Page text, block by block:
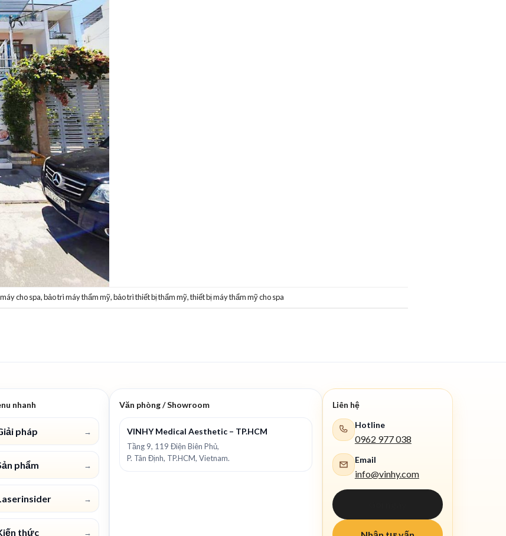
cho spa,bảo trì máy thẩm mỹ,bảo trì thiết bị thẩm mỹ,thiết bị máy thẩm mỹ cho spa
nhanh
pháp →
phẩm →
→
thức →
Văn phòng / Showroom
VINHY Medical Aesthetic – TP.HCM
Tầng 9, 119 Điện Biên Phủ,
P. Tân Định, TP.HCM, Vietnam.
Liên hệ
Hotline
0962 977 038
Email
info@vinhy.com